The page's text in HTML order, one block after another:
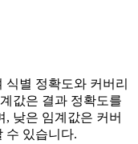
별 정확도와 커버리
값은 결과 정확도를
, 낮은 임계값은 커버
수 있습니다.